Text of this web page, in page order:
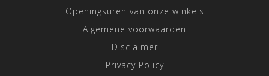
Openingsuren van onze winkels
Algemene voorwaarden
Disclaimer
Privacy Policy